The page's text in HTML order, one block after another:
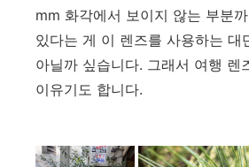
mm 화각에서 보이지 않는 부분
있다는 게 이 렌즈를 사용하는 대
아닐까 싶습니다. 그래서 여행 렌
이유기도 합니다.